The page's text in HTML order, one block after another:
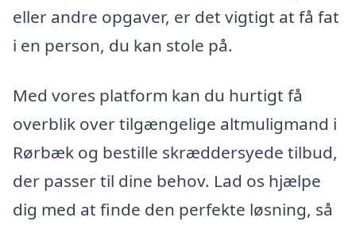
eller andre opgaver, er det vigtigt at få fat
i en person, du kan stole på.
Med vores platform kan du hurtigt få
overblik over tilgængelige altmuligmand i
Rørbæk og bestille skræddersyede tilbud,
der passer til dine behov. Lad os hjælpe
dig med at finde den perfekte løsning, så